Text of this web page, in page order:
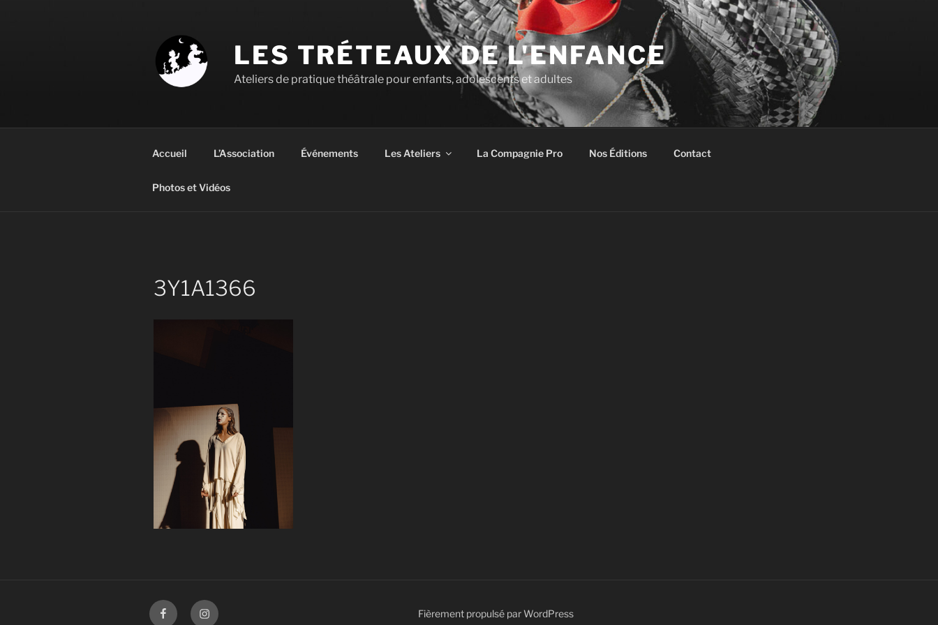
LES TRÉTEAUX DE L'ENFANCE
Ateliers de pratique théâtrale pour enfants, adolescents et adultes
Accueil L’Association Événements Les Ateliers La Compagnie Pro Nos Éditions Contact
Photos et Vidéos
3Y1A1366
FacebookInstagram Fièrement propulsé par WordPress